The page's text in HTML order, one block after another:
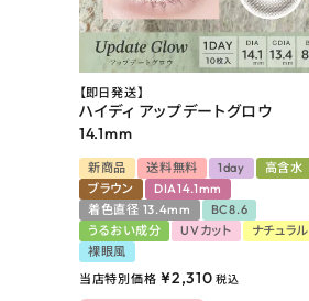
【即日発送】
ハイディ アップデートグロウ
14.1mm
新商品 送料無料 1day
高含水
ブラウン
DIA14.1mm
着色直径 13.4mm
BC8.6
うるおい成分
UVカット
ナチュラル
裸眼風
当店特別価格 ¥2,310 税込